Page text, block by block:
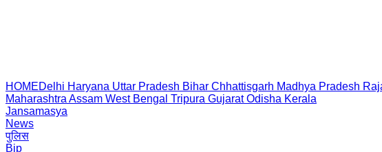
HOMEDelhi Haryana Uttar Pradesh Bihar Chhattisgarh Madhya Pradesh
Maharashtra Assam West Bengal Tripura Gujarat Odisha Kerala
Jansamasya
News
पुलिस
Bjp